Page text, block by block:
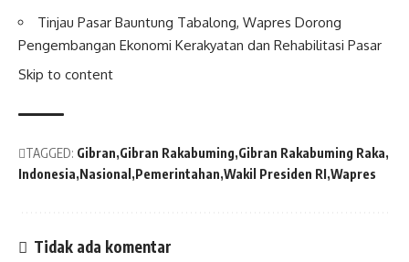
Tinjau Pasar Bauntung Tabalong, Wapres Dorong
Pengembangan Ekonomi Kerakyatan dan Rehabilitasi Pasar
Skip to content
TAGGED: Gibran Gibran Rakabuming Gibran Rakabuming Raka
Indonesia Nasional Pemerintahan Wakil Presiden RI Wapres
Tidak ada komentar